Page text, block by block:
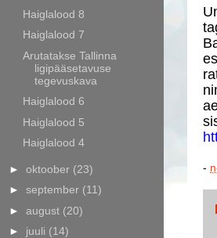
-
Haiglalood 8
Haiglalood 7
Arutatakse Tallinna
ligipääsetavuse
tegevuskava
Haiglalood 6
Haiglalood 5
Haiglalood 4
► oktoober (23)
► september (11)
► august (20)
► juuli (14)